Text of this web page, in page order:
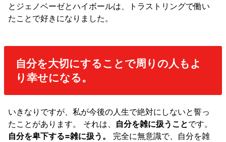
とジェノベーゼとハイボールは、トラストリングで働い
たことで好きになりました。
自分を大切にすることで周りの人もよ
り幸せになる。
いきなりですが、私が今後の人生で絶対にしないと誓っ
たことがあります。 それは、 自分を雑に扱うことです。
自分を卑下する=雑に扱う。
完全に無意識で、自分を雑